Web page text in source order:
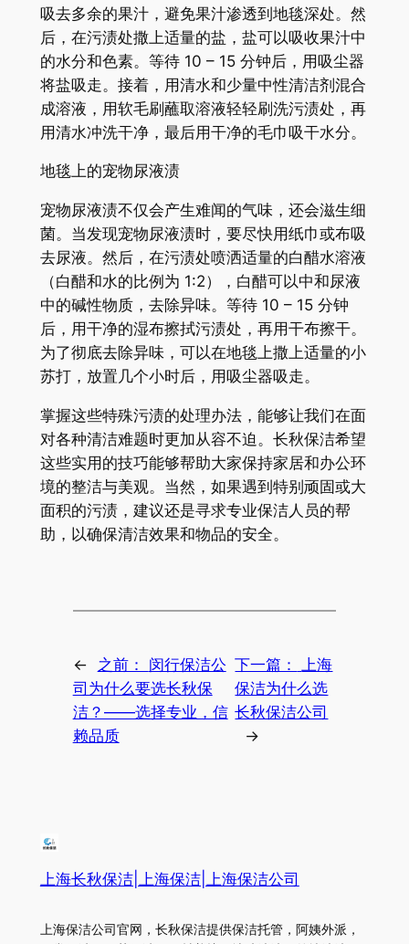
吸去多余的果汁，避免果汁渗透到地毯深处。然
后，在污渍处撒上适量的盐，盐可以吸收果汁中
的水分和色素。等待 10 – 15 分钟后，用吸尘器
将盐吸走。接着，用清水和少量中性清洁剂混合
成溶液，用软毛刷蘸取溶液轻轻刷洗污渍处，再
用清水冲洗干净，最后用干净的毛巾吸干水分。
地毯上的宠物尿液渍
宠物尿液渍不仅会产生难闻的气味，还会滋生细
菌。当发现宠物尿液渍时，要尽快用纸巾或布吸
去尿液。然后，在污渍处喷洒适量的白醋水溶液
（白醋和水的比例为 1:2），白醋可以中和尿液
中的碱性物质，去除异味。等待 10 – 15 分钟
后，用干净的湿布擦拭污渍处，再用干布擦干。
为了彻底去除异味，可以在地毯上撒上适量的小
苏打，放置几个小时后，用吸尘器吸走。
掌握这些特殊污渍的处理办法，能够让我们在面
对各种清洁难题时更加从容不迫。长秋保洁希望
这些实用的技巧能够帮助大家保持家居和办公环
境的整洁与美观。当然，如果遇到特别顽固或大
面积的污渍，建议还是寻求专业保洁人员的帮
助，以确保清洁效果和物品的安全。
← 之前： 闵行保洁公
司为什么要选长秋保
洁？——选择专业，信
赖品质
下一篇：
上海
保洁为什么选
长秋保洁公司
→
上海长秋保洁|上海保洁|上海保洁公司
上海保洁公司官网，长秋保洁提供保洁托管，阿姨外派，